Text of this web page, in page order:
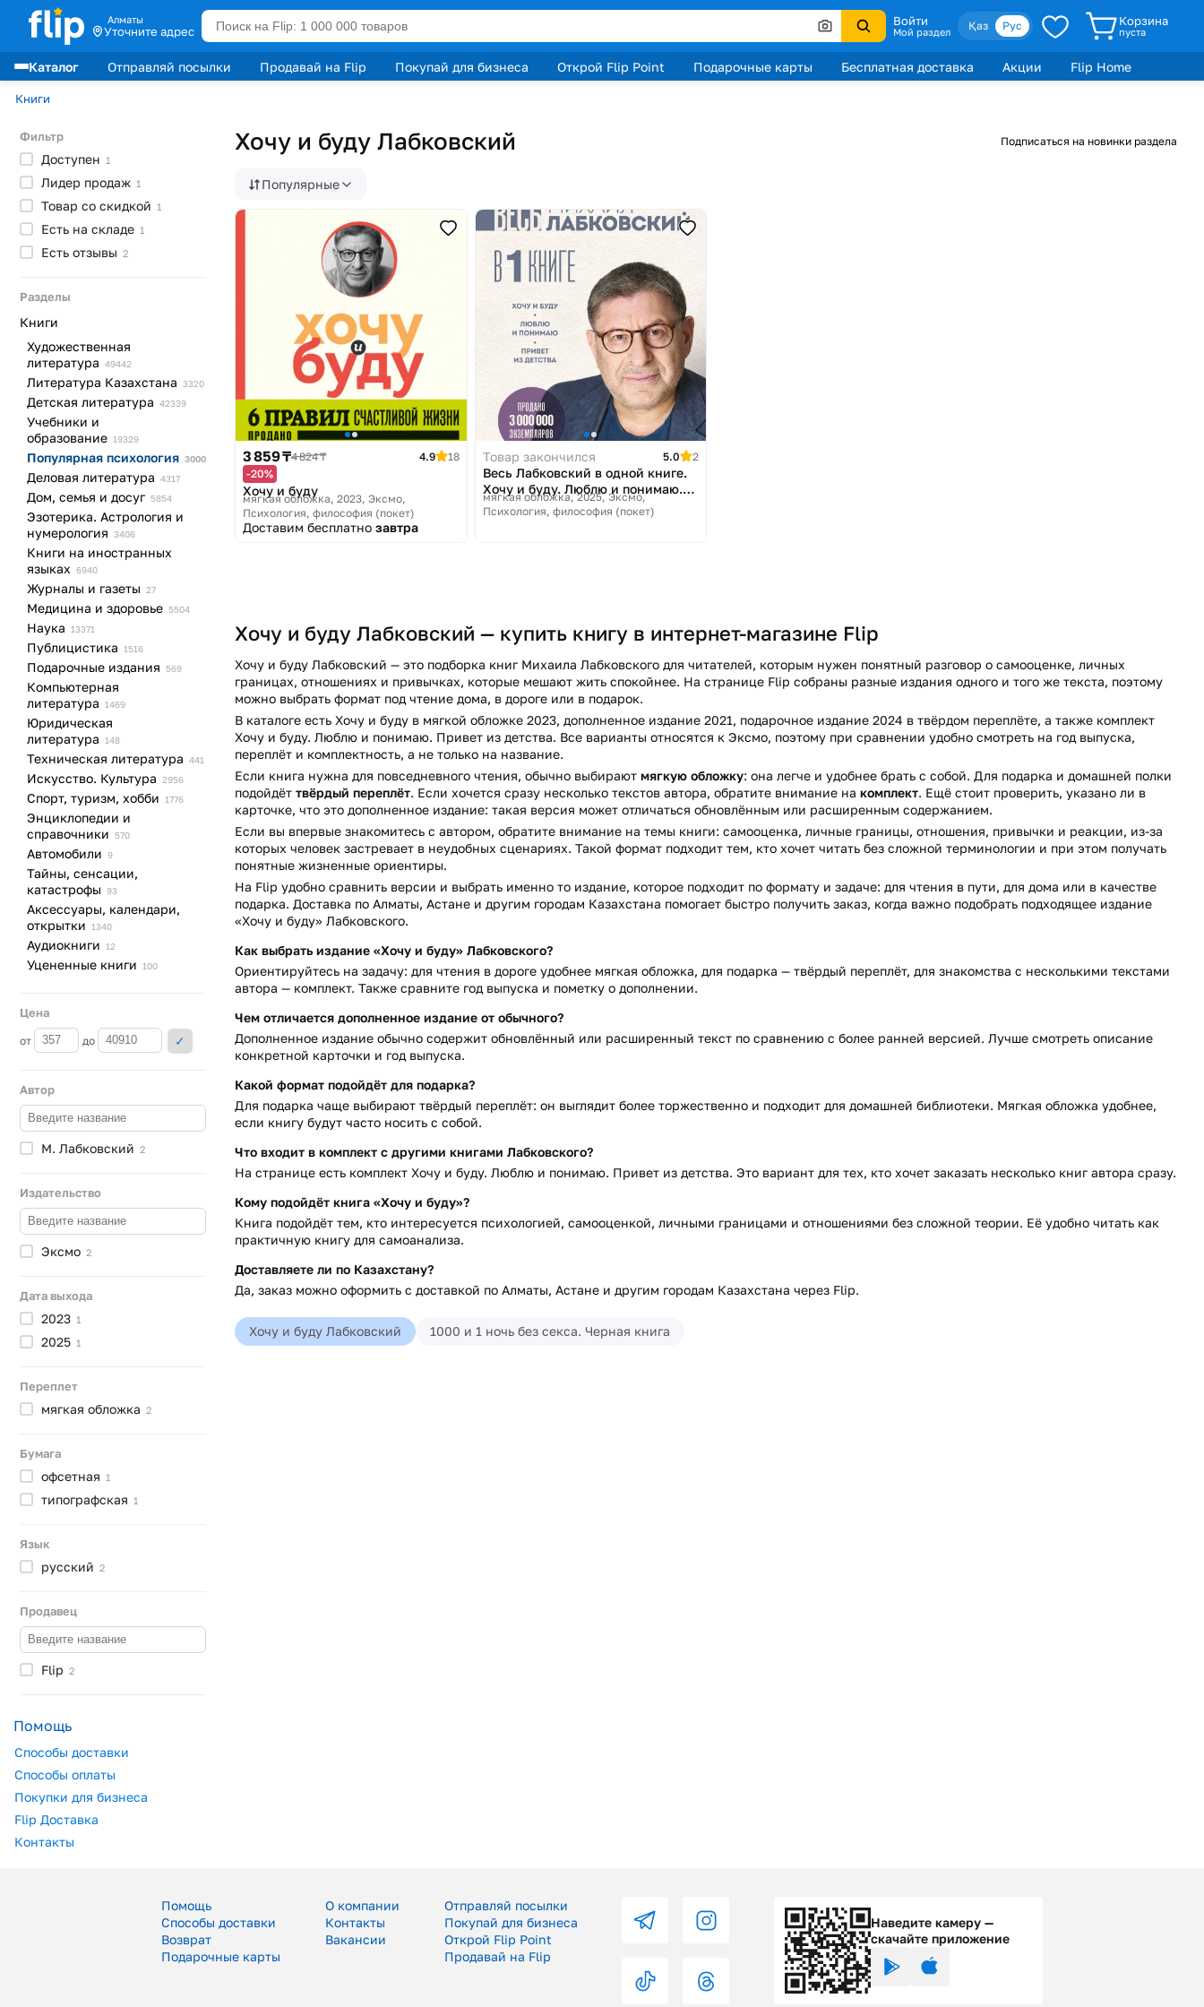
Алматы
Уточните адрес
Войти
Мой раздел Қаз Рус Корзина
пуста
Каталог Отправляй посылки Продавай на Flip Покупай для бизнеса Открой Flip Point Подарочные карты Бесплатная доставка Акции
Flip Home
Книги
Фильтр
Доступен 1
Лидер продаж 1
Товар со скидкой 1
Есть на складе 1
Есть отзывы 2
Разделы
Книги
Художественная
литература 49442
Литература Казахстана 3320
Детская литература 42339
Учебники и
образование 19329
Популярная психология 3000
Деловая литература 4317
Дом, семья и досуг 5854
Эзотерика. Астрология и
нумерология 3406
Книги на иностранных
языках 6940
Журналы и газеты 27
Медицина и здоровье 5504
Наука 13371
Публицистика 1516
Подарочные издания 569
Компьютерная
литература 1469
Юридическая
литература 148
Техническая литература 441
Искусство. Культура 2956
Спорт, туризм, хобби 1776
Энциклопедии и
справочники
570
Автомобили 9
Тайны, сенсации,
катастрофы 93
Аксессуары, календари,
открытки 1340
Аудиокниги 12
Уцененные книги 100
Цена
от до
Автор
М. Лабковский 2
Издательство
Эксмо 2
Дата выхода
2023 1
2025 1
Переплет
мягкая обложка 2
Бумага
офсетная 1
типографская 1
Язык
русский 2
Продавец
Flip 2
Помощь
Способы доставки
Способы оплаты
Покупки для бизнеса
Flip Доставка
Контакты
Хочу и буду Лабковский Подписаться на новинки раздела
Популярные
3 859 ₸4 824 ₸ 4.9
18
-20%
Хочу и буду
мягкая обложка, 2023 Эксмо,
Психология, философия (покет)
Доставим бесплатно завтра
Товар закончился 5.0 2
Весь Лабковский в одной книге.
Хочу и буду. Люблю и понимаю.
Привет из детства
мягкая обложка, 2025 Эксмо,
Психология, философия (покет)
Хочу и буду Лабковский — купить книгу в интернет-магазине Flip
Хочу и буду Лабковский — это подборка книг Михаила Лабковского для читателей, которым нужен понятный разговор о самооценке, личных
границах, отношениях и привычках, которые мешают жить спокойнее. На странице Flip собраны разные издания одного и того же текста, поэтому
можно выбрать формат под чтение дома, в дороге или в подарок.
В каталоге есть Хочу и буду в мягкой обложке 2023, дополненное издание 2021, подарочное издание 2024 в твёрдом переплёте, а также комплект
Хочу и буду. Люблю и понимаю. Привет из детства. Все варианты относятся к Эксмо, поэтому при сравнении удобно смотреть на год выпуска,
переплёт и комплектность, а не только на название.
Если книга нужна для повседневного чтения, обычно выбирают мягкую обложку: она легче и удобнее брать с собой. Для подарка и домашней полки
подойдёт твёрдый переплёт. Если хочется сразу несколько текстов автора, обратите внимание на комплект. Ещё стоит проверить, указано ли в
карточке, что это дополненное издание: такая версия может отличаться обновлённым или расширенным содержанием.
Если вы впервые знакомитесь с автором, обратите внимание на темы книги: самооценка, личные границы, отношения, привычки и реакции, из-за
которых человек застревает в неудобных сценариях. Такой формат подходит тем, кто хочет читать без сложной терминологии и при этом получать
понятные жизненные ориентиры.
На Flip удобно сравнить версии и выбрать именно то издание, которое подходит по формату и задаче: для чтения в пути, для дома или в качестве
подарка. Доставка по Алматы, Астане и другим городам Казахстана помогает быстро получить заказ, когда важно подобрать подходящее издание
«Хочу и буду» Лабковского.
Как выбрать издание «Хочу и буду» Лабковского?
Ориентируйтесь на задачу: для чтения в дороге удобнее мягкая обложка, для подарка — твёрдый переплёт, для знакомства с несколькими текстами
автора — комплект. Также сравните год выпуска и пометку о дополнении.
Чем отличается дополненное издание от обычного?
Дополненное издание обычно содержит обновлённый или расширенный текст по сравнению с более ранней версией. Лучше смотреть описание
конкретной карточки и год выпуска.
Какой формат подойдёт для подарка?
Для подарка чаще выбирают твёрдый переплёт: он выглядит более торжественно и подходит для домашней библиотеки. Мягкая обложка удобнее,
если книгу будут часто носить с собой.
Что входит в комплект с другими книгами Лабковского?
На странице есть комплект Хочу и буду. Люблю и понимаю. Привет из детства. Это вариант для тех, кто хочет заказать несколько книг автора сразу.
Кому подойдёт книга «Хочу и буду»?
Книга подойдёт тем, кто интересуется психологией, самооценкой, личными границами и отношениями без сложной теории. Её удобно читать как
практичную книгу для самоанализа.
Доставляете ли по Казахстану?
Да, заказ можно оформить с доставкой по Алматы, Астане и другим городам Казахстана через Flip.
Хочу и буду Лабковский 1000 и 1 ночь без секса. Черная книга
Помощь
Способы доставки
Возврат
Подарочные карты
О компании
Контакты
Вакансии
Отправляй посылки
Покупай для бизнеса
Открой Flip Point
Продавай на Flip
Наведите камеру —
скачайте приложение